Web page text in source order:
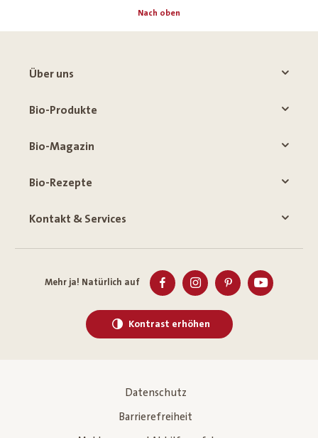
Nach oben
Über uns
Bio-Produkte
Bio-Magazin
Bio-Rezepte
Kontakt & Services
Mehr ja! Natürlich auf
Kontrast erhöhen
Datenschutz
Barrierefreiheit